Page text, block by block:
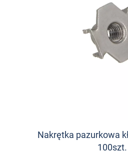
Nakrętka pazurkowa
100szt.